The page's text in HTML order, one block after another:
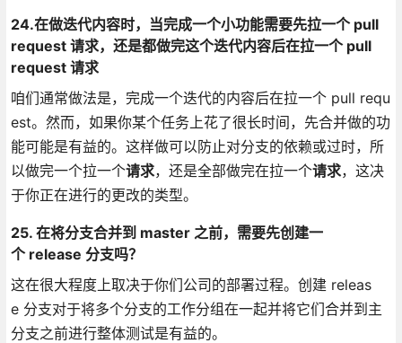
24.在做迭代内容时，当完成一个小功能需要先拉一个 pull
request 请求，还是都做完这个迭代内容后在拉一个 pull
request 请求
咱们通常做法是，完成一个迭代的内容后在拉一个 pull requ
est。然而，如果你某个任务上花了很长时间，先合并做的功
能可能是有益的。这样做可以防止对分支的依赖或过时，所
以做完一个拉一个请求，还是全部做完在拉一个请求，这决
于你正在进行的更改的类型。
25. 在将分支合并到 master 之前，需要先创建一
个 release 分支吗？
这在很大程度上取决于你们公司的部署过程。创建 releas
e 分支对于将多个分支的工作分组在一起并将它们合并到主
分支之前进行整体测试是有益的。